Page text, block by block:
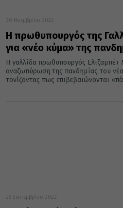
30 Νοεμβρίου 2022
Η πρωθυπουργός της
για «νέο κύμα» της
Η γαλλίδα πρωθυπουργός Ελιζαμπέτ
αναζωπύρωση της πανδημίας του
τονίζοντας πως επιβεβαιώνονται
28 Σεπτεμβρίου 2022